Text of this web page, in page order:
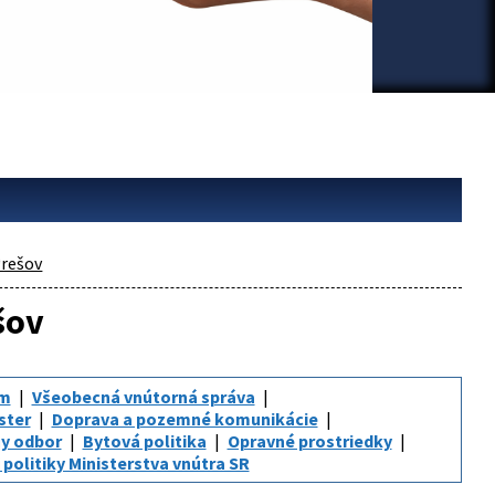
Všeobecná vnútorná správa
Doprava a pozemné komunikácie
odbor Bytová politika
Opravné prostriedky
Ministerstva vnútra SR